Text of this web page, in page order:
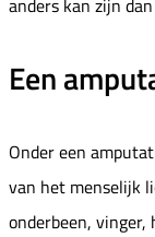
Een
Onder een
van het menselijk
onderbeen, vinger,